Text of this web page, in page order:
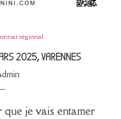
régional
2025, VARENNES
que je vais entamer